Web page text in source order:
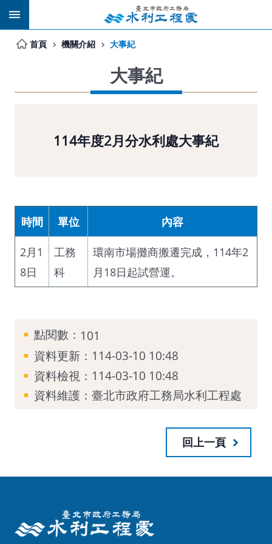
跳到主要內容區塊
首頁 機關介紹 大事紀
大事紀
114年度2月分水利處大事紀
時間 單位
內容
2月1
8日
工務
科
環南市場攤商搬遷完成，114年2
月18日起試營運。
點閱數： 101
資料更新：114-03-10 10:48
資料檢視：114-03-10 10:48
資料維護：臺北市政府工務局水利工程處
回上一頁